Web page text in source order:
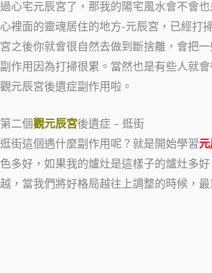
過心宅元辰宮了，那我的陽宅風水會不會
心裡面的靈魂居住的地方-元辰宮，已經打
宮之後你就會很自然去做到斷捨離，會把
副作用因為打掃很累。當然也是有些人就
觀元辰宮後遺症副作用啦。
第二個觀元辰宮後遺症 – 逛街
逛街這個遇什麼副作用呢？就是開始學習
色多好，如果我的爐灶是這樣子的爐灶多
越，當我們將好格局越往上調整的時候，